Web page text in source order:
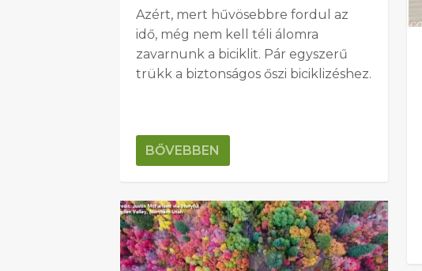
Azért, mert hűvösebbre fordul az
idő, még nem kell téli álomra
zavarnunk a biciklit. Pár egyszerű
trükk a biztonságos őszi biciklizéshez.
BŐVEBBEN